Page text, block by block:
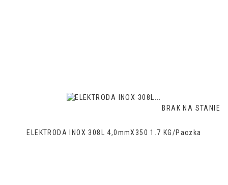
BRAK NA STANIE
ELEKTRODA INOX 308L 4,0mmX350 1.7 KG/paczka